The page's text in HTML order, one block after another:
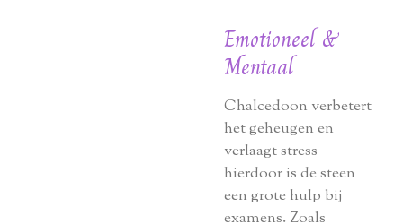
Emotioneel &
Mentaal
Chalcedoon verbetert
het geheugen en
verlaagt stress
hierdoor is de steen
een grote hulp bij
examens. Zoals